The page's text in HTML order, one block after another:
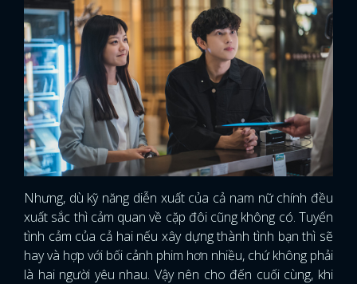
Nhưng, dù kỹ năng diễn xuất của cả nam nữ chính đều
xuất sắc thì cảm quan về cặp đôi cũng không có. Tuyến
tình cảm của cả hai nếu xây dựng thành tình bạn thì sẽ
hay và hợp với bối cảnh phim hơn nhiều, chứ không phải
là hai người yêu nhau. Vậy nên cho đến cuối cùng, khi